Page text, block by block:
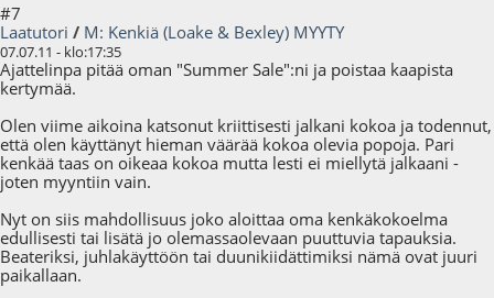
#7
Laatutori / M: Kenkiä (Loake & Bexley) MYYTY
07.07.11 - klo:17:35
Ajattelinpa pitää oman "Summer Sale":ni ja poistaa kaapista
kertymää.
Olen viime aikoina katsonut kriittisesti jalkani kokoa ja todennut,
että olen käyttänyt hieman väärää kokoa olevia popoja. Pari
kenkää taas on oikeaa kokoa mutta lesti ei miellytä jalkaani -
joten myyntiin vain.
Nyt on siis mahdollisuus joko aloittaa oma kenkäkokoelma
edullisesti tai lisätä jo olemassaolevaan puuttuvia tapauksia.
Beateriksi, juhlakäyttöön tai duunikiidättimiksi nämä ovat juuri
paikallaan.